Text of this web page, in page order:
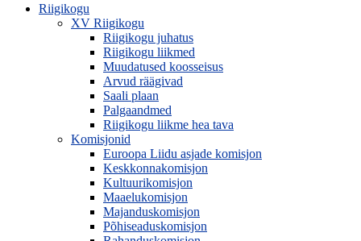
Riigikogu
XV Riigikogu
Riigikogu juhatus
Riigikogu liikmed
Muudatused koosseisus
Arvud räägivad
Saali plaan
Palgaandmed
Riigikogu liikme hea tava
Komisjonid
Euroopa Liidu asjade komisjon
Keskkonnakomisjon
Kultuurikomisjon
Maaelukomisjon
Majanduskomisjon
Põhiseaduskomisjon